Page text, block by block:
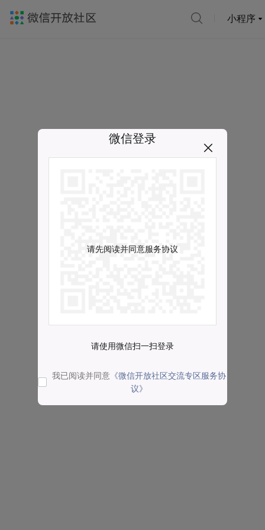
小程序
微信登录
请先阅读并同意服务协议
请使用微信扫一扫登录
我已阅读并同意 《微信开放社区交流专区服务协
议》